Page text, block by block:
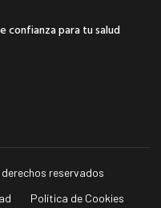
confianza para tu salud
reservados
Política de Cookies